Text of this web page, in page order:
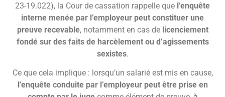
23-19.022), la Cour de cassation rappelle que l’enquête
interne menée par l’employeur peut constituer une
preuve recevable, notamment en cas de licenciement
fondé sur des faits de harcèlement ou d’agissements
sexistes.
Ce que cela implique : lorsqu’un salarié est mis en cause,
l’enquête conduite par l’employeur peut être prise en